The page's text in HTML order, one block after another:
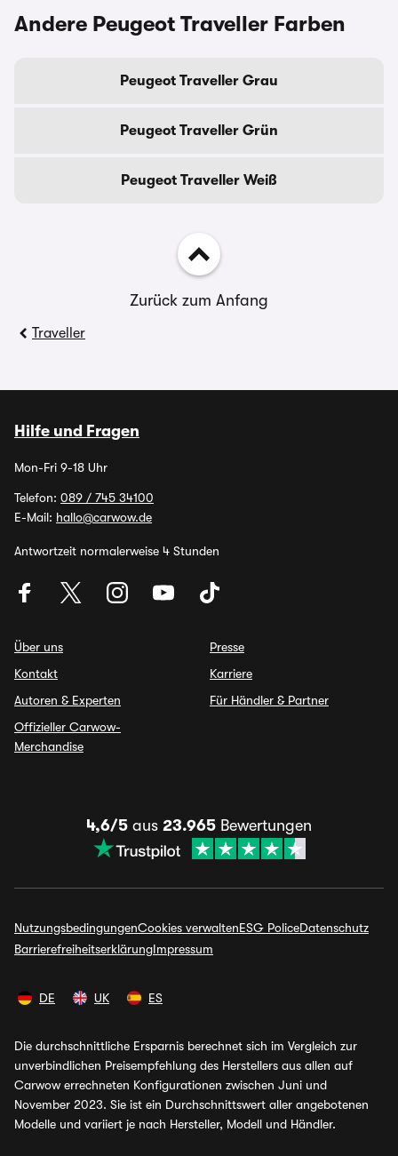
Andere Peugeot Traveller Farben
Peugeot Traveller Grau
Peugeot Traveller Grün
Peugeot Traveller Weiß
Zurück zum Anfang
Traveller
Hilfe und Fragen
Mon-Fri 9-18 Uhr
Telefon: 089 / 745 34100
E-Mail: hallo@carwow.de
Antwortzeit normalerweise 4 Stunden
Über uns
Kontakt
Autoren & Experten
Offizieller Carwow-
Merchandise
Presse
Karriere
Für Händler & Partner
4,6/5 aus 23.965 Bewertungen
NutzungsbedingungenCookies verwaltenESG PoliceDatenschutz
BarrierefreiheitserklärungImpressum
DE UK ES
Die durchschnittliche Ersparnis berechnet sich im Vergleich zur
unverbindlichen Preisempfehlung des Herstellers aus allen auf
Carwow errechneten Konfigurationen zwischen Juni und
November 2023. Sie ist ein Durchschnittswert aller angebotenen
Modelle und variiert je nach Hersteller, Modell und Händler.